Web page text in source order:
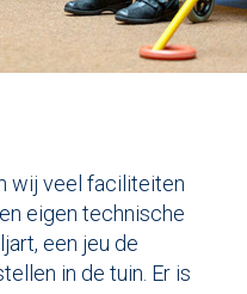
wij veel faciliteiten
eigen technische
een jeu de
in de tuin. Er is